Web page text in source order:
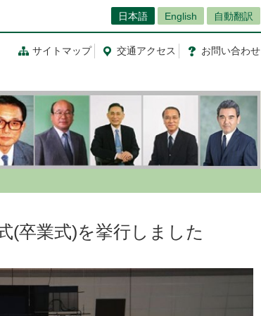
日本語 English 自動翻訳
サイトマップ 交通アクセス お問い合わせ
(卒業式)を挙行しました